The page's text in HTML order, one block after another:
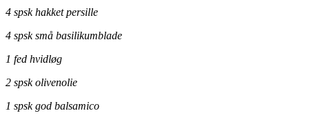
4 spsk hakket persille
4 spsk små basilikumblade
1 fed hvidløg
2 spsk olivenolie
1 spsk god balsamico